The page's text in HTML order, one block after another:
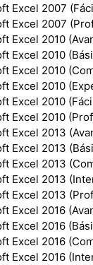
Excel 2007
Excel 2007
Excel 2010
Excel 2010
Excel 2010
Excel 2010
Excel 2010
Excel 2010
Excel 2013
Excel 2013
Excel 2013
Excel 2013
Excel 2013
Excel 2016
Excel 2016
Excel 2016
Excel 2016